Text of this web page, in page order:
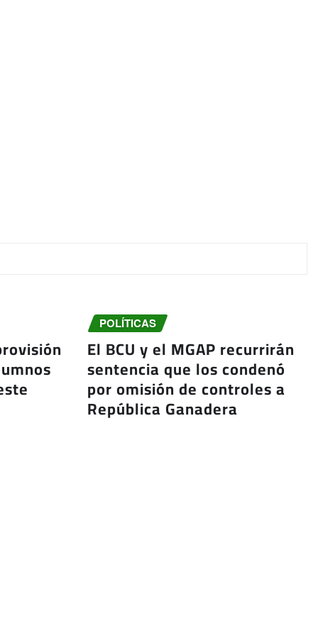
POLÍTICAS
El BCU y el MGAP recurrirán
sentencia que los condenó
por omisión de controles a
República Ganadera